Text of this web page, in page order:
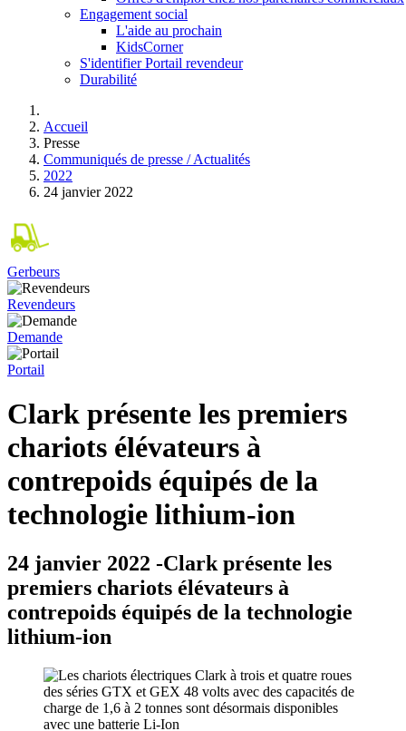
Engagement social
L'aide au prochain
KidsCorner
S'identifier Portail revendeur
Durabilité
Accueil
Presse
Communiqués de presse / Actualités
2022
24 janvier 2022
Gerbeurs
Revendeurs
Demande
Portail
Clark présente les premiers
chariots élévateurs à
contrepoids équipés de la
technologie lithium-ion
24 janvier 2022 -Clark présente les
premiers chariots élévateurs à
contrepoids équipés de la technologie
lithium-ion